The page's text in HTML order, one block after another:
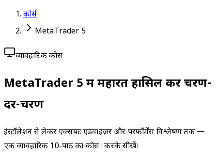
कोर्स
MetaTrader 5
व्यावहारिक कोर्स
MetaTrader 5 में महारत हासिल करें चरण-
दर-चरण
इंस्टॉलेशन से लेकर एक्सपर्ट एडवाइज़र और परफ़ॉर्मेंस विश्लेषण तक —
एक व्यावहारिक 10-पाठ का कोर्स। करके सीखें।